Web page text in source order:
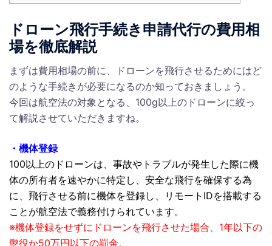
ドローン飛行手続き申請代行の費用相
場を徹底解説
まずは費用相場の前に、ドローンを飛行させるためにはど
のような手続きが必要になるのか知っておきましょう。
今回は航空法の対象となる、100g以上のドローンに絞っ
て解説させていただきますね。
・機体登録
100以上のドローンは、事故やトラブルが発生した際に機
体の所有者を速やかに特定し、安全な飛行を確保する為
に、飛行させる前に機体を登録し、リモートIDを搭載する
ことが航空法で義務付けられています。
※機体登録をせずにドローンを飛行させた場合、1年以下の
懲役か50万円以下の罰金。